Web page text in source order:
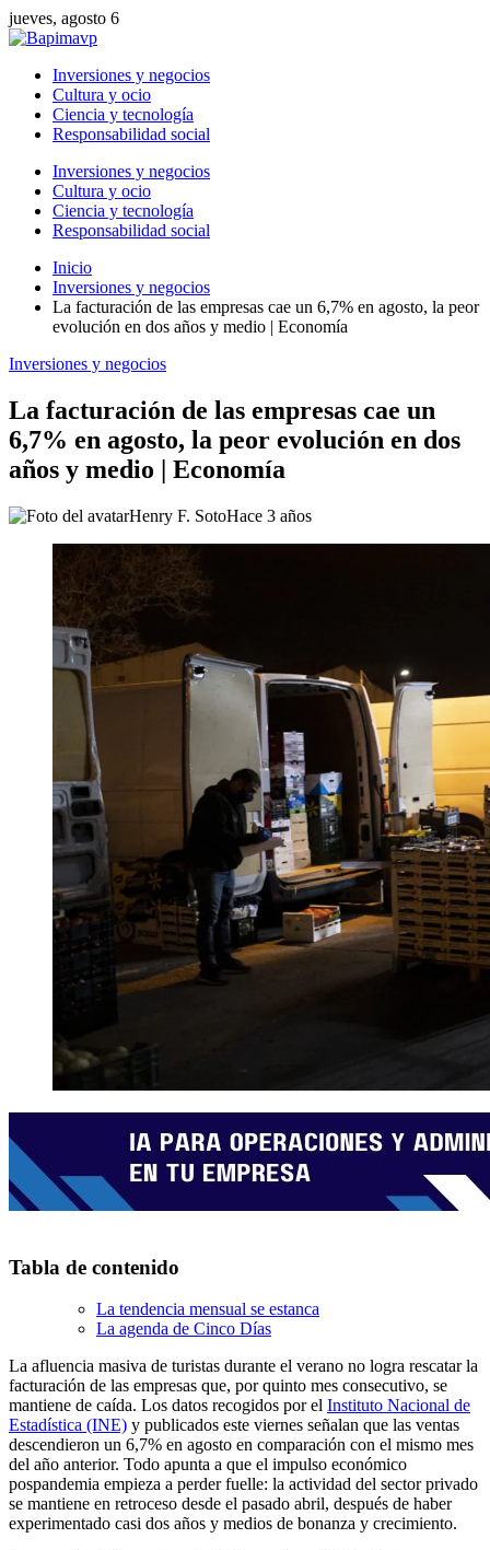
jueves, agosto 6
Inversiones y negocios
Cultura y ocio
Ciencia y tecnología
Responsabilidad social
Inversiones y negocios
Cultura y ocio
Ciencia y tecnología
Responsabilidad social
Inicio
Inversiones y negocios
La facturación de las empresas cae un 6,7% en agosto, la peor
evolución en dos años y medio | Economía
Inversiones y negocios
La facturación de las empresas cae un
6,7% en agosto, la peor evolución en dos
años y medio | Economía
Henry F. SotoHace 3 años
Tabla de contenido
La tendencia mensual se estanca
La agenda de Cinco Días
La afluencia masiva de turistas durante el verano no logra rescatar la
facturación de las empresas que, por quinto mes consecutivo, se
mantiene de caída. Los datos recogidos por el Instituto Nacional de
Estadística (INE) y publicados este viernes señalan que las ventas
descendieron un 6,7% en agosto en comparación con el mismo mes
del año anterior. Todo apunta a que el impulso económico
pospandemia empieza a perder fuelle: la actividad del sector privado
se mantiene en retroceso desde el pasado abril, después de haber
experimentado casi dos años y medios de bonanza y crecimiento.